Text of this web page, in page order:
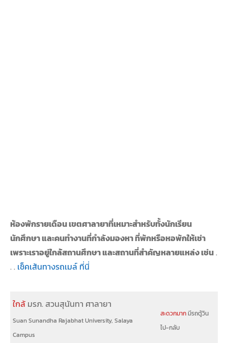
ห้องพักรายเดือน เขตศาลายาที่เหมาะสำหรับทั้งนักเรียน
นักศึกษา และคนทำงานที่กำลังมองหา ที่พักหรือหอพักให้เช่า
เพราะเราอยู่ใกล้สถานศึกษา และสถานที่สำคัญหลายแหล่ง เช่น.
. . เช็คเส้นทางรถเมล์ ที่นี่
ใกล้ มรภ. สวนสุนันทา ศาลายา
Suan Sunandha Rajabhat University, Salaya
Campus
สะดวกมากมีรถตู้วิน
ไป-กลับ